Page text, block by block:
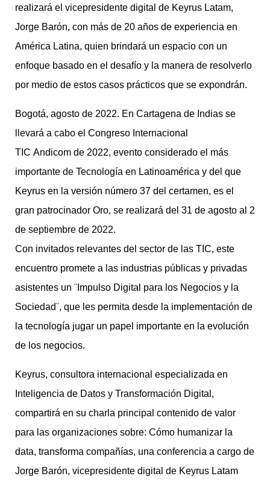
realizará el vicepresidente digital de Keyrus Latam,
Jorge Barón, con más de 20 años de experiencia en
América Latina, quien brindará un espacio con un
enfoque basado en el desafío y la manera de resolverlo
por medio de estos casos prácticos que se expondrán.
Bogotá, agosto de 2022. En Cartagena de Indias se
llevará a cabo el Congreso Internacional
TIC Andicom de 2022, evento considerado el más
importante de Tecnología en Latinoamérica y del que
Keyrus en la versión número 37 del certamen, es el
gran patrocinador Oro, se realizará del 31 de agosto al 2
de septiembre de 2022.
Con invitados relevantes del sector de las TIC, este
encuentro promete a las industrias públicas y privadas
asistentes un ¨Impulso Digital para los Negocios y la
Sociedad¨, que les permita desde la implementación de
la tecnología jugar un papel importante en la evolución
de los negocios.
Keyrus, consultora internacional especializada en
Inteligencia de Datos y Transformación Digital,
compartirá en su charla principal contenido de valor
para las organizaciones sobre: Cómo humanizar la
data, transforma compañías, una conferencia a cargo de
Jorge Barón, vicepresidente digital de Keyrus Latam